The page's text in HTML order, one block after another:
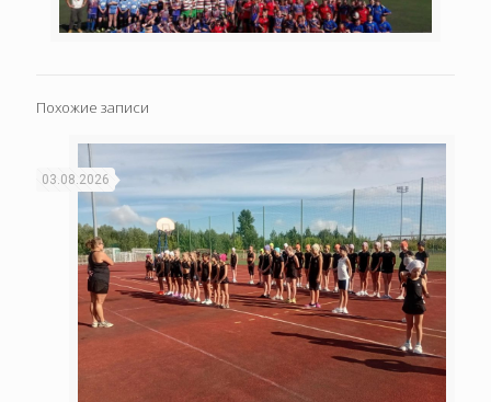
Похожие записи
03.08.2026